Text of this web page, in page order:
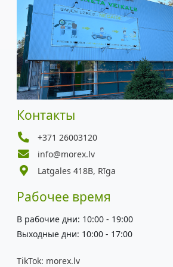
Контакты
+371 26003120
info@morex.lv
Latgales 418B, Rīga
Рабочее время
В рабочие дни: 10:00 - 19:00
Выходные дни: 10:00 - 17:00
TikTok: morex.lv